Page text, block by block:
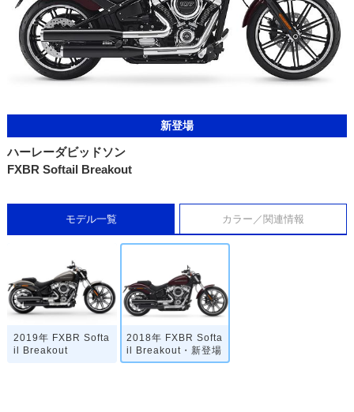
新登場
ハーレーダビッドソン
FXBR Softail Breakout
モデル一覧 カラー／関連情報
2019年 FXBR Softa
il Breakout
2018年 FXBR Softa
il Breakout・新登場